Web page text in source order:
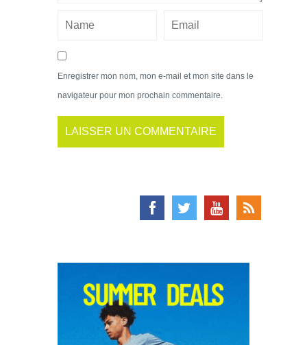
Enregistrer mon nom, mon e-mail et mon site dans le
navigateur pour mon prochain commentaire.